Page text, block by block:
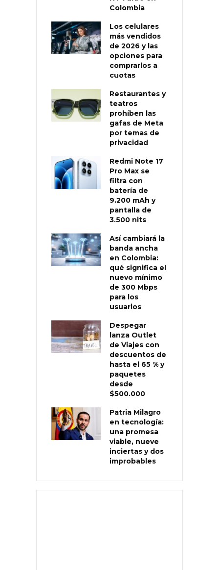
Colombia
Los celulares
más vendidos
de 2026 y las
opciones para
comprarlos a
cuotas
Restaurantes y
teatros
prohíben las
gafas de Meta
por temas de
privacidad
Redmi Note 17
Pro Max se
filtra con
batería de
9.200 mAh y
pantalla de
3.500 nits
Así cambiará la
banda ancha
en Colombia:
qué significa el
nuevo mínimo
de 300 Mbps
para los
usuarios
Despegar
lanza Outlet
de Viajes con
descuentos de
hasta el 65 % y
paquetes
desde
$500.000
Patria Milagro
en tecnología:
una promesa
viable, nueve
inciertas y dos
improbables